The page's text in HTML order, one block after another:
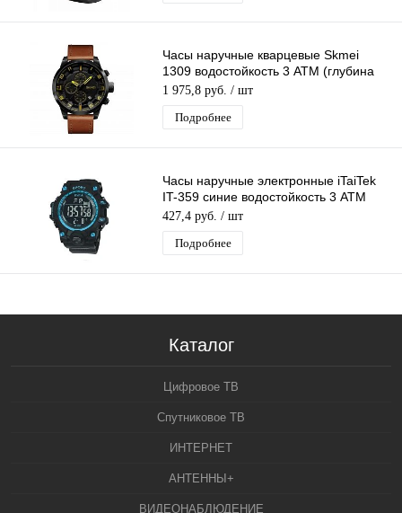
Часы наручные кварцевые Skmei
1309 водостойкость 3 АТМ (глубина
30м)
1 975,8 руб. / шт
Подробнее
Часы наручные электронные iTaiTek
IT-359 синие водостойкость 3 АТМ
(глубина 30м)
427,4 руб. / шт
Подробнее
Каталог
Цифровое ТВ
Спутниковое ТВ
ИНТЕРНЕТ
АНТЕННЫ+
ВИДЕОНАБЛЮДЕНИЕ